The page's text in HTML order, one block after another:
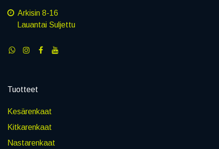
Arkisin 8-16
Lauantai Suljettu
Tuotteet
Kesärenkaat
Kitkarenkaat
Nastarenkaat